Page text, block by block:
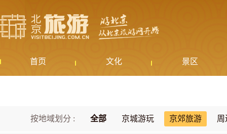
首页 文化 景区
按地域划分 : 全部 京城游玩 京郊旅游 周